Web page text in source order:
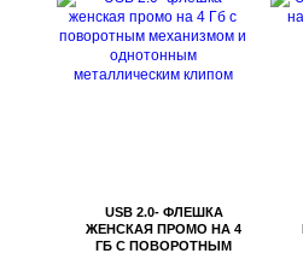
USB 2.0- ФЛЕШКА
ЖЕНСКАЯ ПРОМО НА 4
ГБ С ПОВОРОТНЫМ